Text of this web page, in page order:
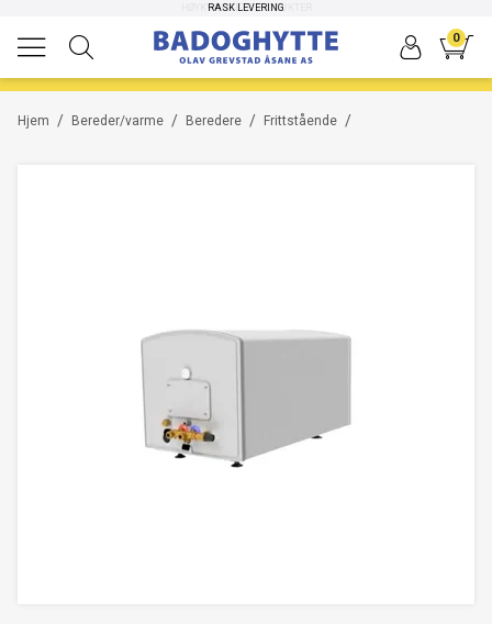
RASK LEVERING
HØYKVALITETS PRODUKTER
0
/
Hjem /
Bereder/varme /
Beredere /
Frittstående
-20%